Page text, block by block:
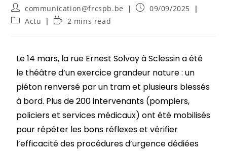
communication@frcspb.be
09/09/2025
Actu
2 mins read
Le 14 mars, la rue Ernest Solvay à Sclessin a été
le théâtre d’un exercice grandeur nature : un
piéton renversé par un tram et plusieurs blessés
à bord. Plus de 200 intervenants (pompiers,
policiers et services médicaux) ont été mobilisés
pour répéter les bons réflexes et vérifier
l’efficacité des procédures d’urgence dédiées